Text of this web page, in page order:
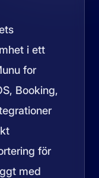
i ett
for
Booking,
för
med